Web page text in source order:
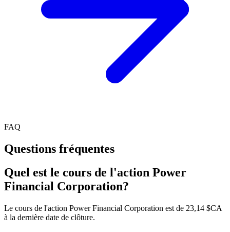
FAQ
Questions fréquentes
Quel est le cours de l'action Power
Financial Corporation?
Le cours de l'action Power Financial Corporation est de 23,14 $CA
à la dernière date de clôture.